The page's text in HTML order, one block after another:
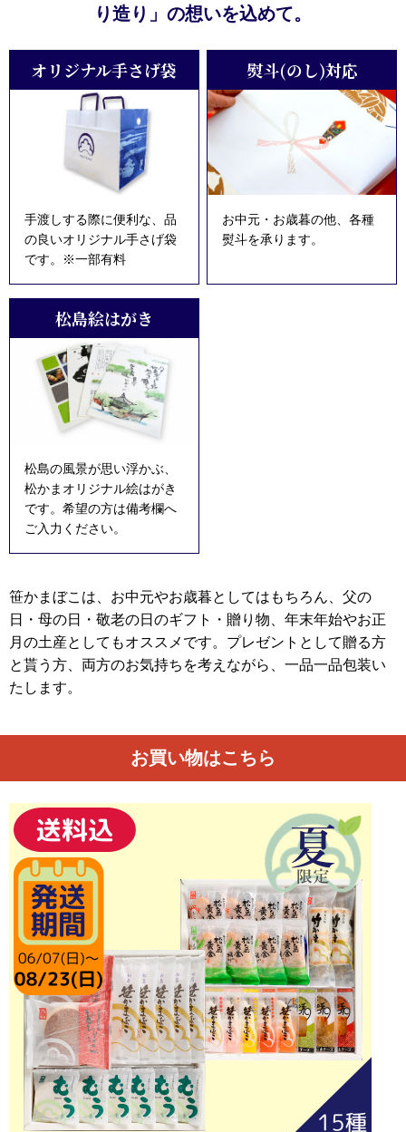
り造り」の想いを込めて。
オリジナル手さげ袋
手渡しする際に便利な、品
の良いオリジナル手さげ袋
です。※一部有料
熨斗(のし)対応
お中元・お歳暮の他、各種
熨斗を承ります。
松島絵はがき
松島の風景が思い浮かぶ、
松かまオリジナル絵はがき
です。希望の方は備考欄へ
ご入力ください。
笹かまぼこは、お中元やお歳暮としてはもちろん、父の
日・母の日・敬老の日のギフト・贈り物、年末年始やお正
月の土産としてもオススメです。プレゼントとして贈る方
と貰う方、両方のお気持ちを考えながら、一品一品包装い
たします。
お買い物はこちら